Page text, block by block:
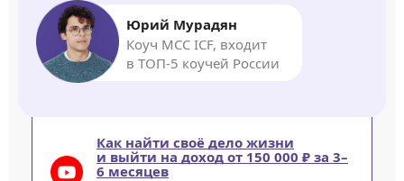
Юрий Мурадян
Коуч MCC ICF, входит
в ТОП-5 коучей России
Как найти своё дело жизни
и выйти на доход от 150 000 ₽ за 3–
6 месяцев